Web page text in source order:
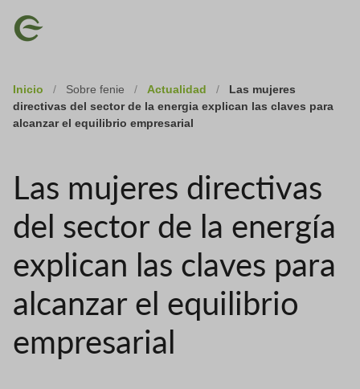
Imagen
Inicio / Sobre fenie / Actualidad /
Las mujeres
directivas del sector de la energia explican las claves para
alcanzar el equilibrio empresarial
Las mujeres directivas
del sector de la energía
explican las claves para
alcanzar el equilibrio
empresarial